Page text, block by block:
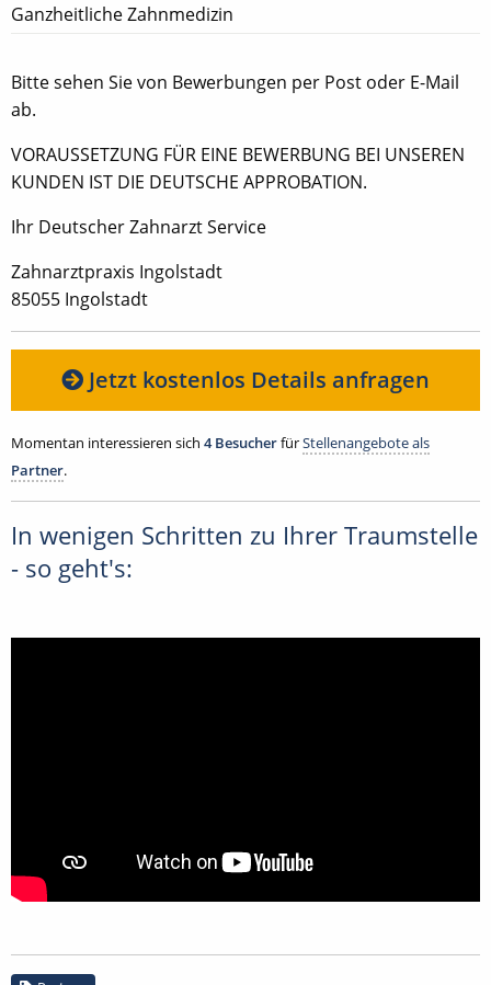
Ganzheitliche Zahnmedizin
Bitte sehen Sie von Bewerbungen per Post oder E-Mail
ab.
VORAUSSETZUNG FÜR EINE BEWERBUNG BEI UNSEREN
KUNDEN IST DIE DEUTSCHE APPROBATION.
Ihr Deutscher Zahnarzt Service
Zahnarztpraxis Ingolstadt
85055 Ingolstadt
Jetzt kostenlos Details anfragen
Momentan interessieren sich 4 BesucherfürStellenangebote als
Partner.
In wenigen Schritten zu Ihrer Traumstelle
- so geht's: